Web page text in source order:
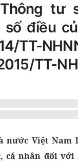
tư
số điều
TT-
TT-
nước Việt Nam
cá nhân đối với